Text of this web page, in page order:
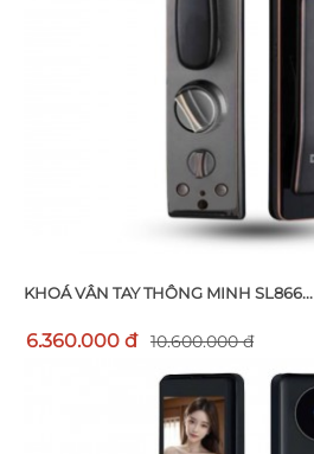
KHOÁ VÂN TAY THÔNG MINH SL866...
6.360.000 đ 10.600.000 đ